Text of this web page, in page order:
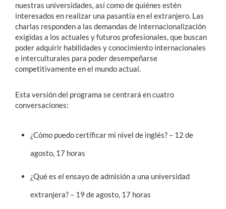
nuestras universidades, así como de quiénes estén
interesados en realizar una pasantía en el extranjero. Las
charlas responden a las demandas de internacionalización
exigidas a los actuales y futuros profesionales, que buscan
poder adquirir habilidades y conocimiento internacionales
e interculturales para poder desempeñarse
competitivamente en el mundo actual.
Esta versión del programa se centrará en cuatro
conversaciones:
¿Cómo puedo certificar mi nivel de inglés? – 12 de
agosto, 17 horas
¿Qué es el ensayo de admisión a una universidad
extranjera? – 19 de agosto, 17 horas